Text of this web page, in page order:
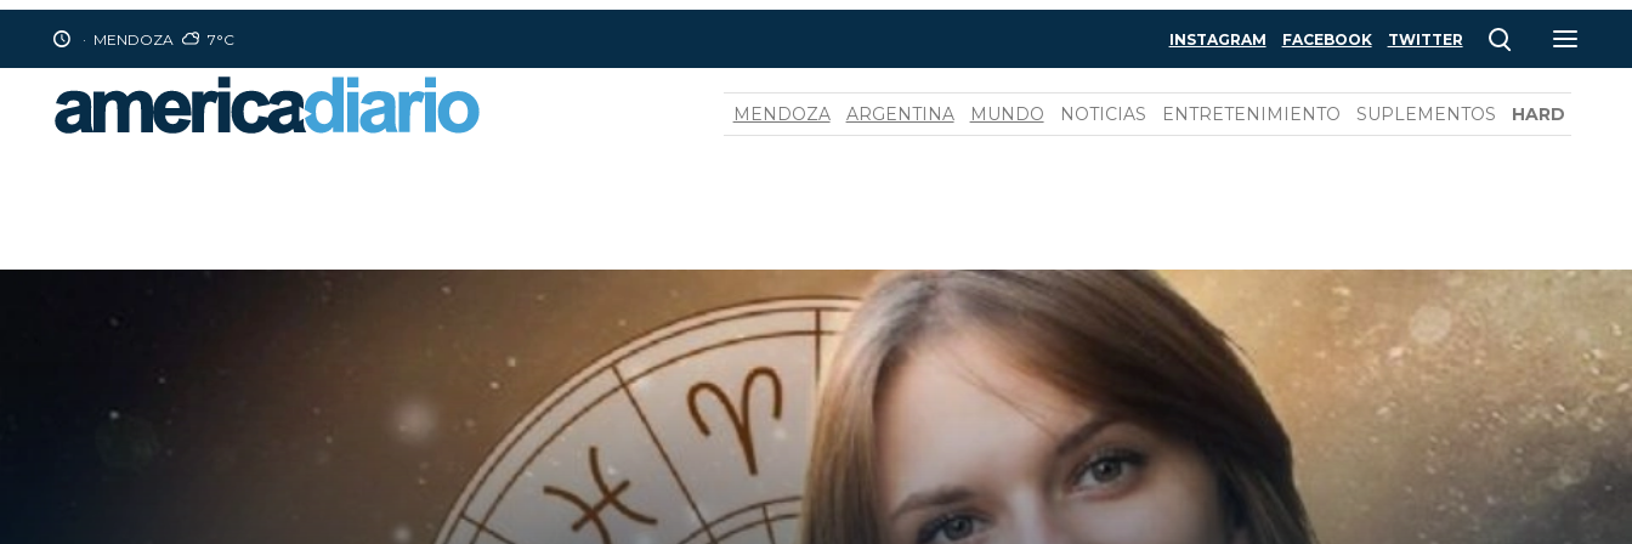
· MENDOZA 7°C INSTAGRAM FACEBOOK TWITTER
MENDOZA ARGENTINA MUNDO NOTICIAS ENTRETENIMIENTO SUPLEMENTOS HARD